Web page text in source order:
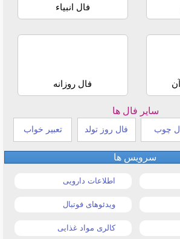
فال انبیاء
فال روزانه
سایر فال ها
چوب فال روز تولد تعبیر خواب
سرویس ها
اطلاعات دارویی
ویدئوهای فوتبال
کالری مواد غذایی